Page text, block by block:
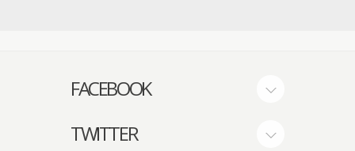
FACEBOOK
TWITTER